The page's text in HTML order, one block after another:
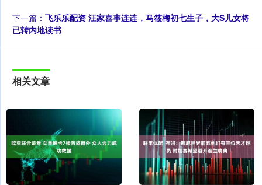
下一篇： 飞乐乐配资 汪家喜事连连，马筱梅初七生子，大S儿女将
已转内地读书
相关文章